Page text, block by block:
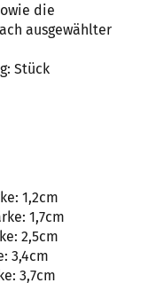
die
ausgewählter
Stück
1,2cm
1,7cm
2,5cm
3,4cm
3,7cm